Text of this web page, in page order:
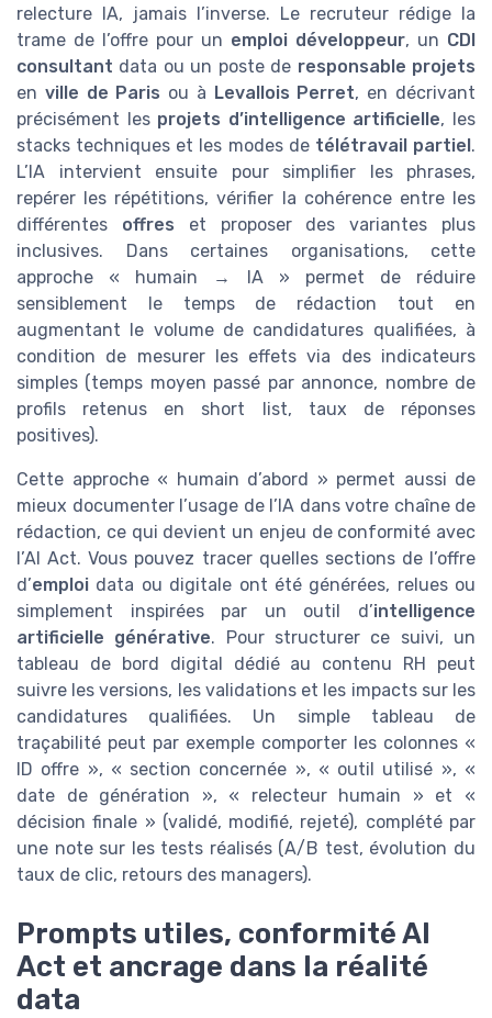
relecture IA, jamais l’inverse. Le recruteur rédige la
trame de l’offre pour un emploi développeur, un CDI
consultant data ou un poste de responsable projets
en ville de Paris ou à Levallois Perret, en décrivant
précisément les projets d’intelligence artificielle, les
stacks techniques et les modes de télétravail partiel.
L’IA intervient ensuite pour simplifier les phrases,
repérer les répétitions, vérifier la cohérence entre les
différentes offres et proposer des variantes plus
inclusives. Dans certaines organisations, cette
approche « humain → IA » permet de réduire
sensiblement le temps de rédaction tout en
augmentant le volume de candidatures qualifiées, à
condition de mesurer les effets via des indicateurs
simples (temps moyen passé par annonce, nombre de
profils retenus en short list, taux de réponses
positives).
Cette approche « humain d’abord » permet aussi de
mieux documenter l’usage de l’IA dans votre chaîne de
rédaction, ce qui devient un enjeu de conformité avec
l’AI Act. Vous pouvez tracer quelles sections de l’offre
d’emploi data ou digitale ont été générées, relues ou
simplement inspirées par un outil d’intelligence
artificielle générative. Pour structurer ce suivi, un
tableau de bord digital dédié au contenu RH peut
suivre les versions, les validations et les impacts sur les
candidatures qualifiées. Un simple tableau de
traçabilité peut par exemple comporter les colonnes «
ID offre », « section concernée », « outil utilisé », «
date de génération », « relecteur humain » et «
décision finale » (validé, modifié, rejeté), complété par
une note sur les tests réalisés (A/B test, évolution du
taux de clic, retours des managers).
Prompts utiles, conformité AI
Act et ancrage dans la réalité
data